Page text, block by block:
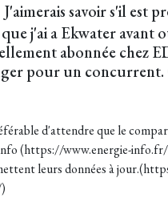
J'aimerais savoir s'il est
j'ai a Ekwater avant
abonnée chez
pour un concurrent.
d'attendre que le
(https://www.energie-
leurs données à